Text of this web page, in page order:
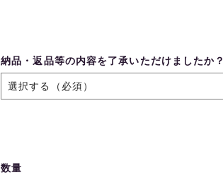
納品・返品等の内容を了承いただけましたか？
数量